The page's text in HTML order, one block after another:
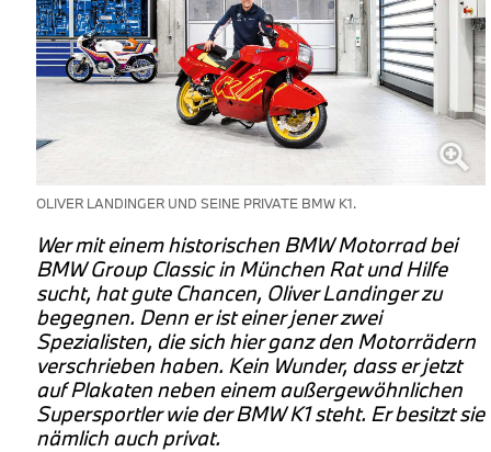
OLIVER LANDINGER UND SEINE PRIVATE BMW K1.
Wer mit einem historischen BMW Motorrad bei
BMW Group Classic in München Rat und Hilfe
sucht, hat gute Chancen, Oliver Landinger zu
begegnen. Denn er ist einer jener zwei
Spezialisten, die sich hier ganz den Motorrädern
verschrieben haben. Kein Wunder, dass er jetzt
auf Plakaten neben einem außergewöhnlichen
Supersportler wie der BMW K1 steht. Er besitzt sie
nämlich auch privat.